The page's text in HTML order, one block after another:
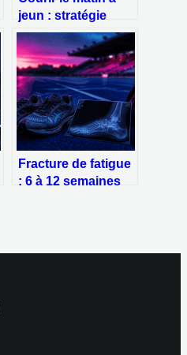
jeun : stratégie
métabolique ou
risque pour vos
muscles ?
Fracture de fatigue
: 6 à 12 semaines